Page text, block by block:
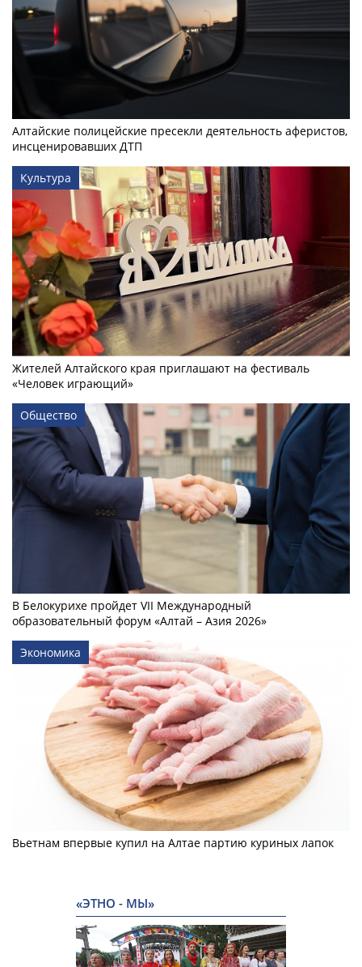
Алтайские полицейские пресекли деятельность аферистов,
инсценировавших ДТП
Культура
Жителей Алтайского края приглашают на фестиваль
«Человек играющий»
Общество
В Белокурихе пройдет VII Международный
образовательный форум «Алтай – Азия 2026»
Экономика
Вьетнам впервые купил на Алтае партию куриных лапок
«ЭТНО - МЫ»